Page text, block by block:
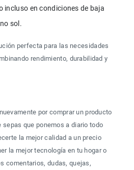
incluso en condiciones de baja
sol.
perfecta para las necesidades
rendimiento, durabilidad y
por comprar un producto
sepas que ponemos a diario todo
la mejor calidad a un precio
la mejor tecnología en tu hogar o
comentarios, dudas, quejas,